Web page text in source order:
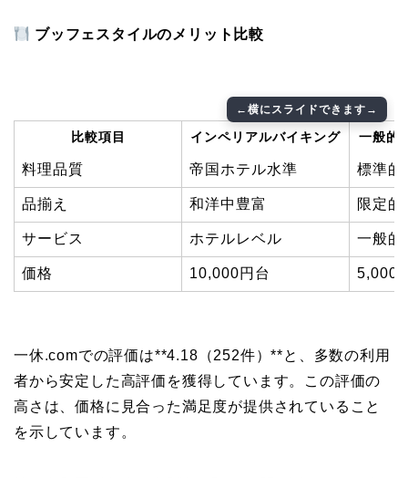
ブッフェスタイルのメリット比較
比較項目 インペリアルバイキング 一般的
料理品質 帝国ホテル水準 標準的
品揃え 和洋中豊富 限定的
サービス ホテルレベル 一般的
価格 10,000円台 5,000-
一休.comでの評価は**4.18（252件）**と、多数の利用
者から安定した高評価を獲得しています。この評価の
高さは、価格に見合った満足度が提供されていること
を示しています。